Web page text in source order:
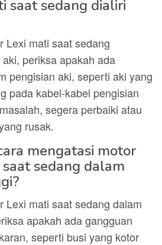
saat sedang dialiri
Lexi mati saat sedang
periksa apakah ada
pengisian aki, seperti aki yang
pada kabel-kabel pengisian
segera perbaiki atau
rusak.
mengatasi motor
sedang dalam
Lexi mati saat sedang dalam
apakah ada gangguan
seperti busi yang kotor